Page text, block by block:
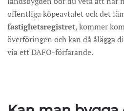
offentliga köpeavtalet och det
fastighetsregistret, kommer
överföringen och kan då ålägga
via ett DAFO-förfarande.